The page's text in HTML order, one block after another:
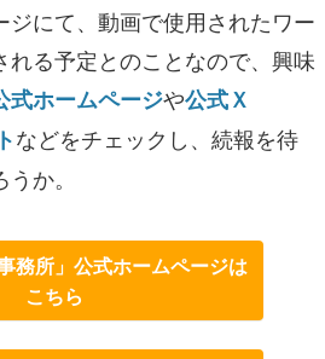
にて、動画で使用されたワー
れる予定とのことなので、興味
式ホームページや公式Ｘ
などをチェックし、続報を待
か。
務所」公式ホームページは
こちら